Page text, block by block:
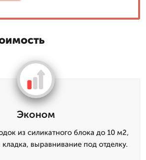
Эконом
из силикатного блока до 10 м2,
выравнивание под отделку.